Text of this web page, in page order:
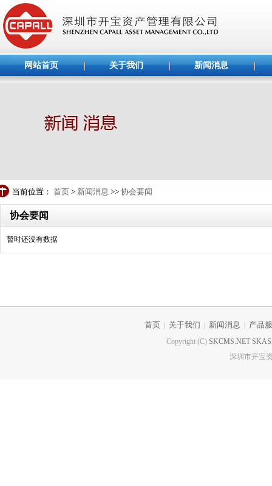
网站首页 关于我们 新闻消息
当前位置： 首页 > 新闻消息 >> 协会要闻
协会要闻
暂时还没有数据
首页 关于我们 新闻消息 产品
Copyright (C) SKCMS.NET
深圳市开宝